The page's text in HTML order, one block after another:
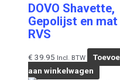
DOVO Shavette,
Gepolijst en mat
RVS
€ 39.95 Incl. BTW
aan winkelwagen